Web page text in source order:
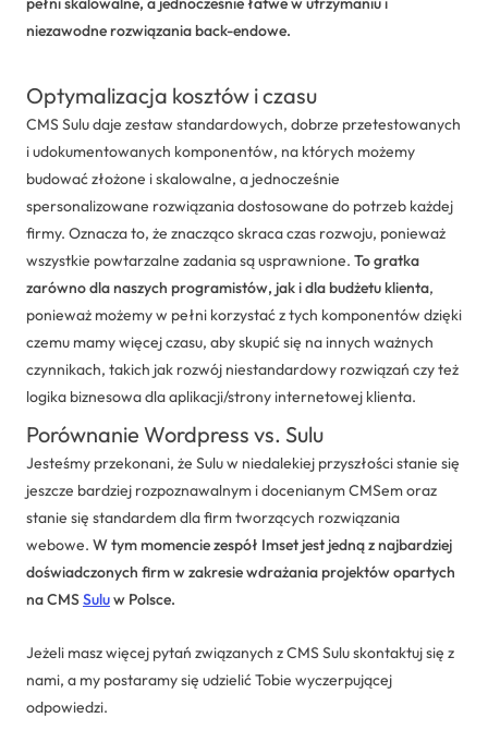
niezawodne rozwiązania back-endowe.
Optymalizacja kosztów i czasu
CMS Sulu daje zestaw standardowych, dobrze przetestowanych
i udokumentowanych komponentów, na których możemy
budować złożone i skalowalne, a jednocześnie
spersonalizowane rozwiązania dostosowane do potrzeb każdej
firmy. Oznacza to, że znacząco skraca czas rozwoju, ponieważ
wszystkie powtarzalne zadania są usprawnione. To gratka
zarówno dla naszych programistów, jak i dla budżetu klienta,
ponieważ możemy w pełni korzystać z tych komponentów dzięki
czemu mamy więcej czasu, aby skupić się na innych ważnych
czynnikach, takich jak rozwój niestandardowy rozwiązań czy też
logika biznesowa dla aplikacji/strony internetowej klienta.
Porównanie Wordpress vs. Sulu
Jesteśmy przekonani, że Sulu w niedalekiej przyszłości stanie się
jeszcze bardziej rozpoznawalnym i docenianym CMSem oraz
stanie się standardem dla firm tworzących rozwiązania
webowe. W tym momencie zespół Imset jest jedną z najbardziej
doświadczonych firm w zakresie wdrażania projektów opartych
na CMSSuluw Polsce.
Jeżeli masz więcej pytań związanych z CMS Sulu skontaktuj się z
nami, a my postaramy się udzielić Tobie wyczerpującej
odpowiedzi.